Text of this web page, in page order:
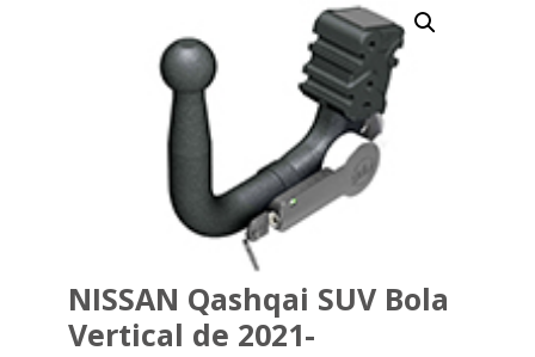
NISSAN Qashqai SUV Bola
Vertical de 2021-